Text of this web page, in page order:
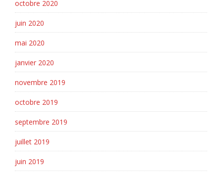
octobre 2020
juin 2020
mai 2020
janvier 2020
novembre 2019
octobre 2019
septembre 2019
juillet 2019
juin 2019